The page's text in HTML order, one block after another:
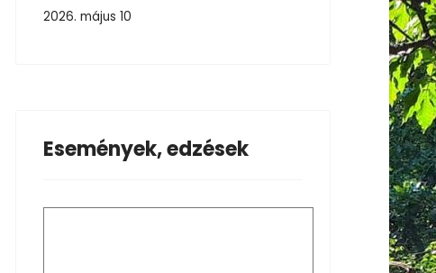
2026. május 10
Események, edzések